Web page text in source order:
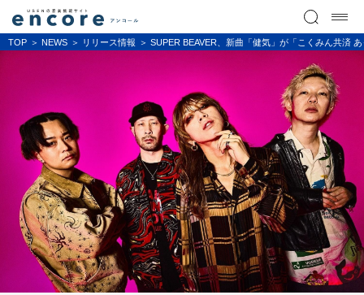
TOP NEWS リリース情報 SUPER BEAVER、新曲「健気」が「こくみん共済